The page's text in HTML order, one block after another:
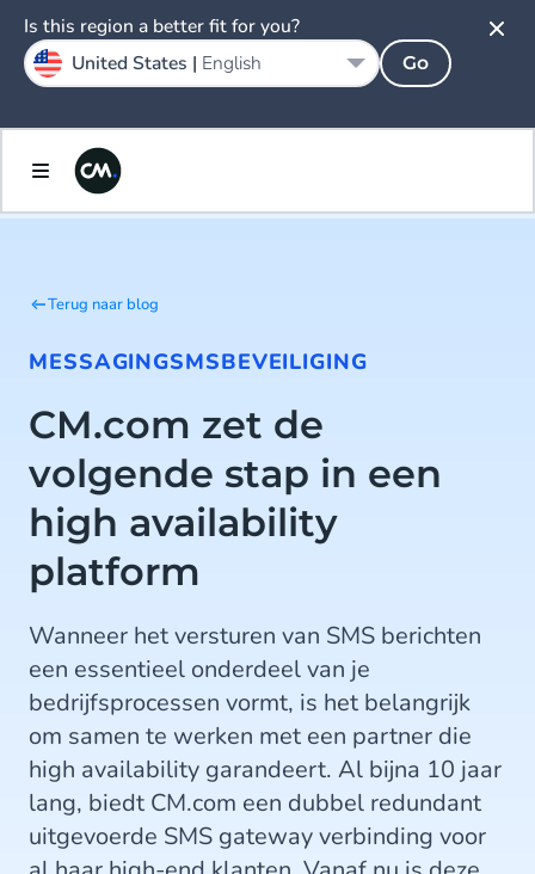
Terug naar blog
MESSAGINGSMSBEVEILIGING
CM.com zet de
volgende stap in een
high availability
platform
Wanneer het versturen van SMS berichten
een essentieel onderdeel van je
bedrijfsprocessen vormt, is het belangrijk
om samen te werken met een partner die
high availability garandeert. Al bijna 10 jaar
lang, biedt CM.com een dubbel redundant
uitgevoerde SMS gateway verbinding voor
Is this region a better fit for you?
United States | English Go